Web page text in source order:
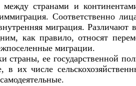
между странами и
Соответственно
миграция. Различают
как правило, относят
миграции.
ее государственной
числе